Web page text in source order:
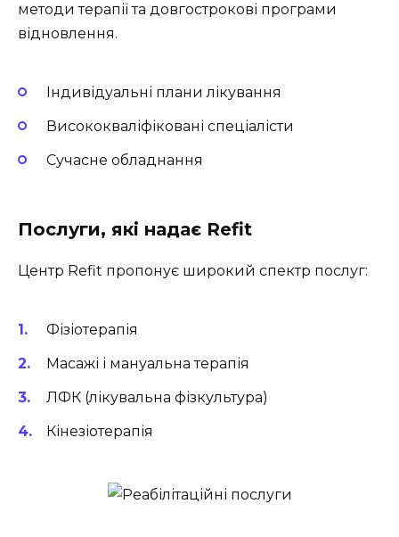
методи терапії та довгострокові програми
відновлення.
Індивідуальні плани лікування
Висококваліфіковані спеціалісти
Сучасне обладнання
Послуги, які надає Refit
Центр Refit пропонує широкий спектр послуг:
Фізіотерапія
Масажі і мануальна терапія
ЛФК (лікувальна фізкультура)
Кінезіотерапія